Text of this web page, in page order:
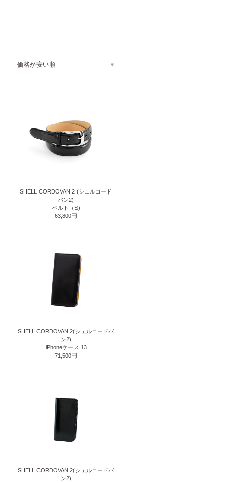
価格が安い順
SHELL CORDOVAN 2 (シェルコード
バン2)
ベルト（S)
63,800円
SHELL CORDOVAN 2(シェルコードバ
ン2)
iPhoneケース 13
71,500円
SHELL CORDOVAN 2(シェルコードバ
ン2)